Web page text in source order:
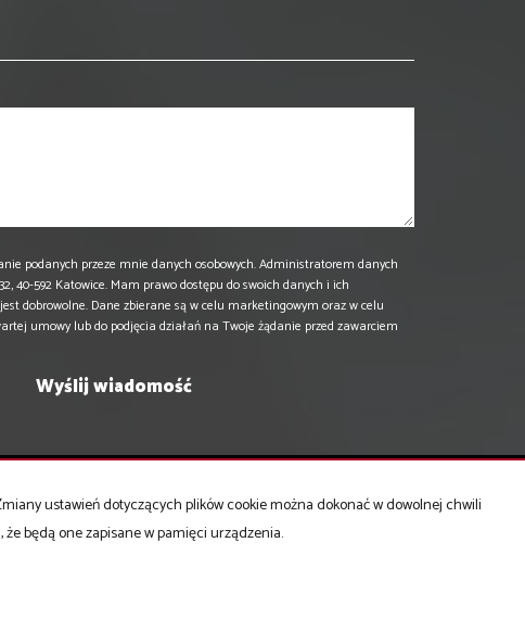
podanych przeze mnie danych osobowych. Administratorem danych
40-592 Katowice. Mam prawo dostępu do swoich danych i ich
dobrowolne. Dane zbierane są w celu marketingowym oraz w celu
umowy lub do podjęcia działań na Twoje żądanie przed zawarciem
Mieszkaniana sprzedaż
Domyna sprzedaż
ustawień dotyczących plików cookie można dokonać w dowolnej chwili
będą one zapisane w pamięci urządzenia.